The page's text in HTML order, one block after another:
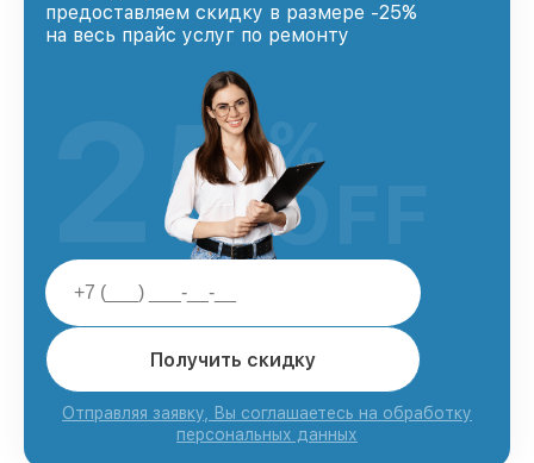
предоставляем скидку в размере -25%
на весь прайс услуг по ремонту
Получить скидку
Отправляя заявку, Вы соглашаетесь на обработку
персональных данных
25%
OFF